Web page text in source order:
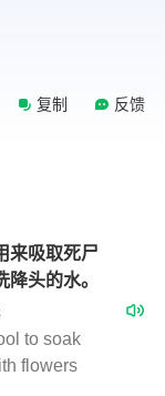
复制 反馈
来吸取死尸
头的水。
to soak
flowers